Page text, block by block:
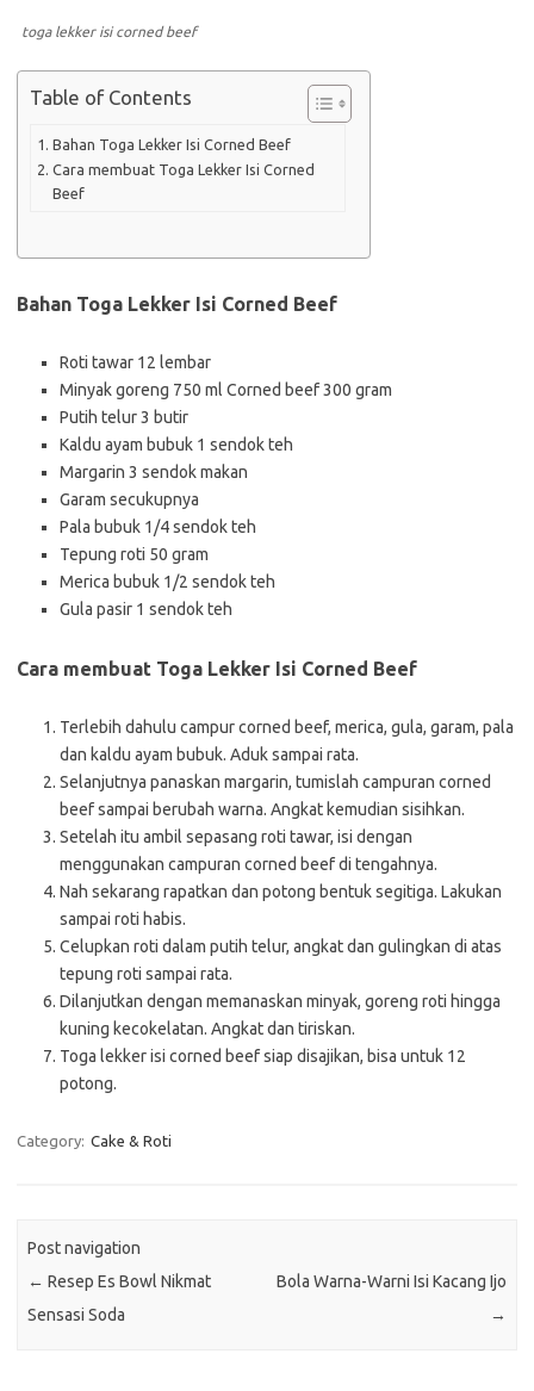
toga lekker isi corned beef
Table of Contents
Bahan Toga Lekker Isi Corned Beef
Cara membuat Toga Lekker Isi Corned
Beef
Bahan Toga Lekker Isi Corned Beef
Roti tawar 12 lembar
Minyak goreng 750 ml Corned beef 300 gram
Putih telur 3 butir
Kaldu ayam bubuk 1 sendok teh
Margarin 3 sendok makan
Garam secukupnya
Pala bubuk 1/4 sendok teh
Tepung roti 50 gram
Merica bubuk 1/2 sendok teh
Gula pasir 1 sendok teh
Cara membuat Toga Lekker Isi Corned Beef
Terlebih dahulu campur corned beef, merica, gula, garam, pala
dan kaldu ayam bubuk. Aduk sampai rata.
Selanjutnya panaskan margarin, tumislah campuran corned
beef sampai berubah warna. Angkat kemudian sisihkan.
Setelah itu ambil sepasang roti tawar, isi dengan
menggunakan campuran corned beef di tengahnya.
Nah sekarang rapatkan dan potong bentuk segitiga. Lakukan
sampai roti habis.
Celupkan roti dalam putih telur, angkat dan gulingkan di atas
tepung roti sampai rata.
Dilanjutkan dengan memanaskan minyak, goreng roti hingga
kuning kecokelatan. Angkat dan tiriskan.
Toga lekker isi corned beef siap disajikan, bisa untuk 12
potong.
Category: Cake & Roti
Post navigation
← Resep Es Bowl Nikmat
Sensasi Soda
Bola Warna-Warni Isi Kacang Ijo
→